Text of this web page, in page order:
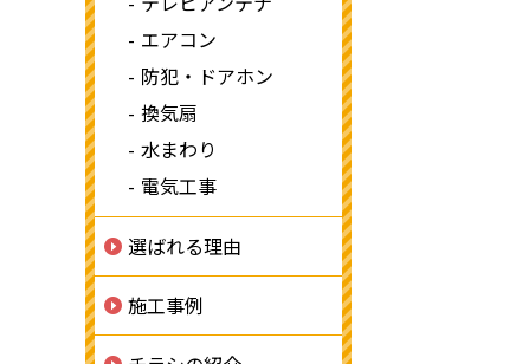
エアコン
防犯・ドアホン
換気扇
水まわり
電気工事
選ばれる理由
施工事例